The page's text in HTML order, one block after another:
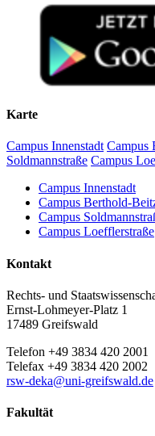
Karte
Campus Innenstadt Campus
Soldmannstraße Campus
Campus Innenstadt
Campus Berthold-
Campus
Campus Loefflerstraße
Kontakt
Rechts- und
Ernst-Lohmeyer-Platz 1
17489 Greifswald
Telefon +49 3834 420 2001
Telefax +49 3834 420 2002
rsw-deka@uni-greifswald.de
Fakultät